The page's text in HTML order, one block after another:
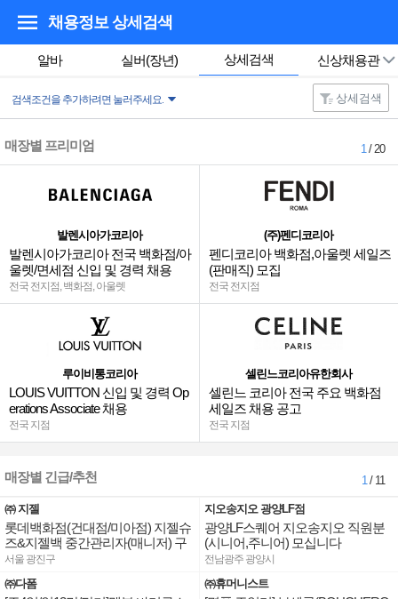
채용정보 상세검색
알바 실버(장년) 상세검색 신상채용관
검색조건을 추가하려면 눌러주세요. 상세검색
매장별 프리미엄 1/ 20
발렌시아가코리아
발렌시아가코리아 전국 백화점/아
울렛/면세점 신입 및 경력 채용
전국 전지점, 백화점, 아울렛
루이비통코리아
LOUIS VUITTON 신입 및 경력 Op
erations Associate 채용
전국 지점
(주)펜디코리아
펜디코리아 백화점,아울렛 세일즈
(판매직) 모집
전국 전지점
셀린느코리아유한회사
셀린느 코리아 전국 주요 백화점
세일즈 채용 공고
전국 지점
매장별 긴급/추천 1/ 11
㈜ 지젤
롯데백화점(건대점/미아점) 지젤슈
즈&지젤백 중간관리자(매니저) 구
인합니다
서울 광진구
㈜다폼
지오송지오 광양LF점
광양LF스퀘어 지오송지오 직원분
(시니어,주니어) 모십니다
전남광주 광양시
㈜휴머니스트